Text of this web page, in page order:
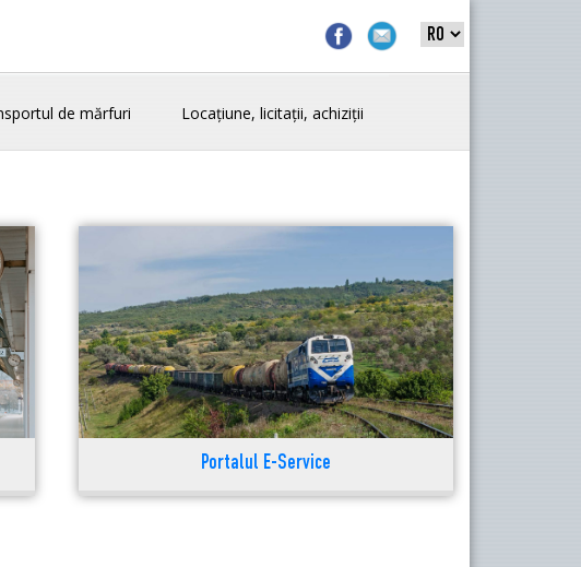
de mărfuri Locațiune, licitații, achiziții
Portalul E-Service